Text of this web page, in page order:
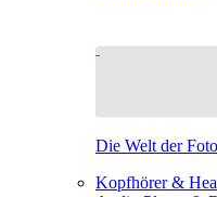
Die Welt der
Kopfhörer &